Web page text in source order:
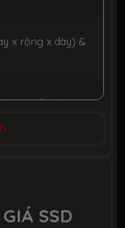
x rộng x dày) &
hãng, Đầy đủ
SSD